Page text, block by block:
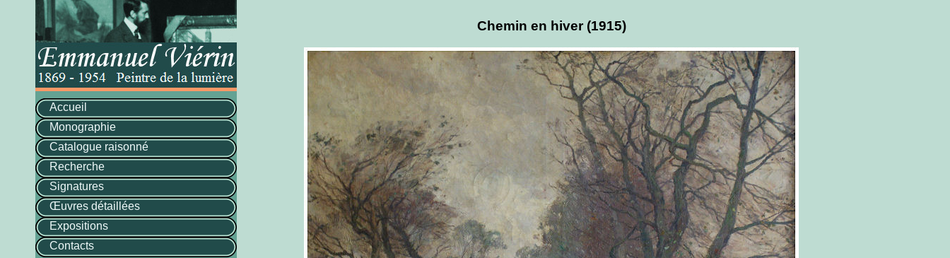
Accueil
Monographie
Catalogue raisonné
Recherche
Signatures
Œuvres détaillées
Expositions
Contacts
Chemin en hiver (1915)